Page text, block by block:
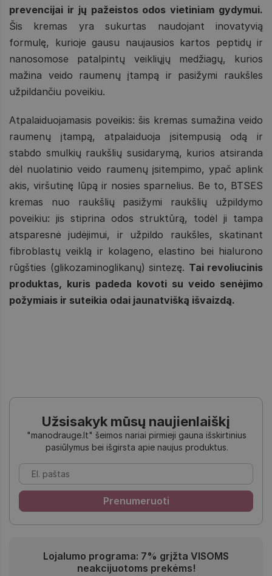
prevencijai ir jų pažeistos odos vietiniam gydymui.
Šis kremas yra sukurtas naudojant inovatyvią
formulę, kurioje gausu naujausios kartos peptidų ir
nanosomose patalpintų veikliųjų medžiagų, kurios
mažina veido raumenų įtampą ir pasižymi raukšles
užpildančiu poveikiu.
Atpalaiduojamasis poveikis: šis kremas sumažina veido
raumenų įtampą, atpalaiduoja įsitempusią odą ir
stabdo smulkių raukšlių susidarymą, kurios atsiranda
dėl nuolatinio veido raumenų įsitempimo, ypač aplink
akis, viršutinę lūpą ir nosies sparnelius. Be to, BTSES
kremas nuo raukšlių pasižymi raukšlių užpildymo
poveikiu: jis stiprina odos struktūrą, todėl ji tampa
atsparesnė judėjimui, ir užpildo raukšles, skatinant
fibroblastų veiklą ir kolageno, elastino bei hialurono
rūgšties (glikozaminoglikanų) sintezę. Tai revoliucinis
produktas, kuris padeda kovoti su veido senėjimo
požymiais ir suteikia odai jaunatvišką išvaizdą.
Užsisakyk mūsų naujienlaiškį
"manodrauge.lt" šeimos nariai pirmieji gauna išskirtinius
pasiūlymus bei išgirsta apie naujus produktus.
Lojalumo programa: 7% grįžta VISOMS
neakcijuotoms prekėms!